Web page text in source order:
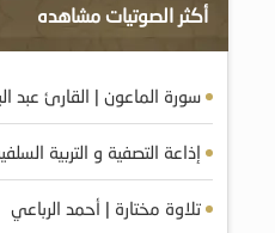
أكثر الصوتيات مشاهده
سورة الماعون | القارئ عبد
إذاعة التصفية و التربية
تلاوة مختارة | أحمد الرباعي